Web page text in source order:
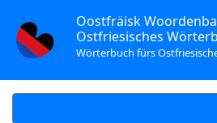
Oostfräisk
Ostfriesisches
Wörterbuch fürs